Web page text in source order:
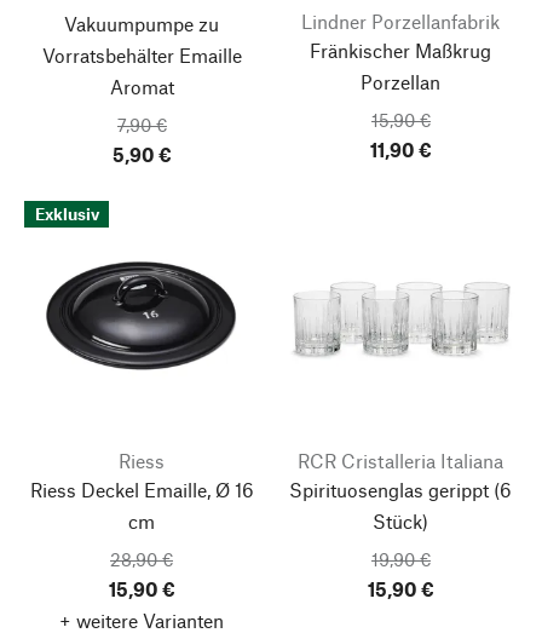
Vakuumpumpe zu
Vorratsbehälter Emaille
Aromat
7,90 €
5,90 €
Lindner Porzellanfabrik
Fränkischer Maßkrug
Porzellan
15,90 €
11,90 €
Exklusiv
Riess
Riess Deckel Emaille, Ø 16
cm
28,90 €
15,90 €
+ weitere Varianten
RCR Cristalleria Italiana
Spirituosenglas gerippt (6
Stück)
19,90 €
15,90 €